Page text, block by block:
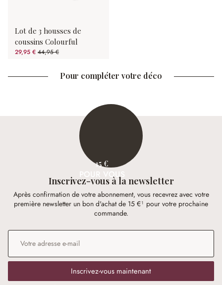
Lot de 3 housses de
coussins Colourful
29,95 € 44,95 €
(33.37%spared)
Pour compléter votre déco
15 €
POUR VOUS
Inscrivez-vous à la newsletter
Après confirmation de votre abonnement, vous recevrez avec votre
première newsletter un bon d'achat de 15 €¹ pour votre prochaine
commande.
Adresse e-mail
Inscrivez-vous maintenant